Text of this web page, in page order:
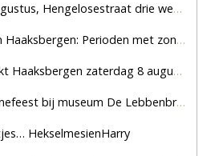
drie weken dicht voor doorgaand verkeer
Perioden met zon en droog
zaterdag 8 augustus, marktplein Haaksbergen
bij museum De Lebbenbrugge
HekselmesienHarry